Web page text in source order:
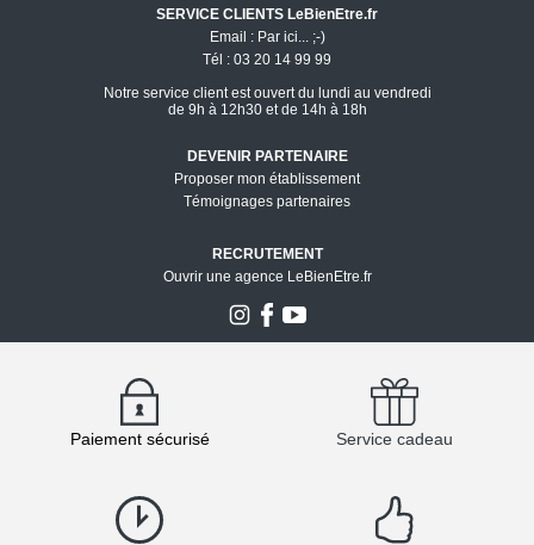
SERVICE CLIENTS LeBienEtre.fr
Email
Par ici... ;-)
Tél
03 20 14 99 99
Notre service client est ouvert du lundi au vendredi
de 9h à 12h30 et de 14h à 18h
DEVENIR PARTENAIRE
Proposer mon établissement
Témoignages partenaires
RECRUTEMENT
Ouvrir une agence LeBienEtre.fr
Paiement sécurisé Service cadeau